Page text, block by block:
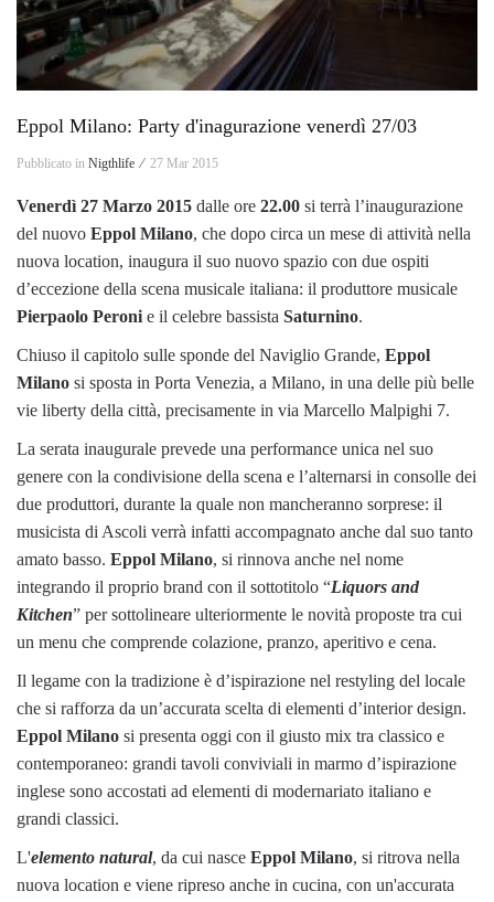
Eppol Milano: Party d'inagurazione venerdì 27/03
Pubblicato in Nigthlife ⁄ 27 Mar 2015
Venerdì 27 Marzo 2015 dalle ore 22.00 si terrà l’inaugurazione
del nuovo Eppol Milano, che dopo circa un mese di attività nella
nuova location, inaugura il suo nuovo spazio con due ospiti
d’eccezione della scena musicale italiana: il produttore musicale
Pierpaolo Peroni e il celebre bassista Saturnino.
Chiuso il capitolo sulle sponde del Naviglio Grande, Eppol
Milano si sposta in Porta Venezia, a Milano, in una delle più belle
vie liberty della città, precisamente in via Marcello Malpighi 7.
La serata inaugurale prevede una performance unica nel suo
genere con la condivisione della scena e l’alternarsi in consolle dei
due produttori, durante la quale non mancheranno sorprese: il
musicista di Ascoli verrà infatti accompagnato anche dal suo tanto
amato basso. Eppol Milano, si rinnova anche nel nome
integrando il proprio brand con il sottotitolo “Liquors and
Kitchen” per sottolineare ulteriormente le novità proposte tra cui
un menu che comprende colazione, pranzo, aperitivo e cena.
Il legame con la tradizione è d’ispirazione nel restyling del locale
che si rafforza da un’accurata scelta di elementi d’interior design.
Eppol Milano si presenta oggi con il giusto mix tra classico e
contemporaneo: grandi tavoli conviviali in marmo d’ispirazione
inglese sono accostati ad elementi di modernariato italiano e
grandi classici.
L'elemento natural, da cui nasce Eppol Milano, si ritrova nella
nuova location e viene ripreso anche in cucina, con un'accurata